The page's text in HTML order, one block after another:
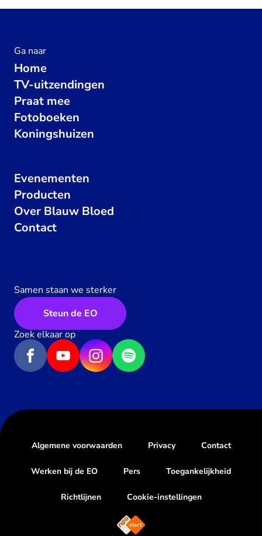
Ga naar
Home
TV-uitzendingen
Praat mee
Fotoboeken
Koningshuizen
Evenementen
Producten
Over Blauw Bloed
Contact
Samen staan we sterker
Steun de EO
Zoek elkaar op
Algemene voorwaarden Privacy Contact
Werken bij de EO Pers Toegankelijkheid
Richtlijnen Cookie-instellingen